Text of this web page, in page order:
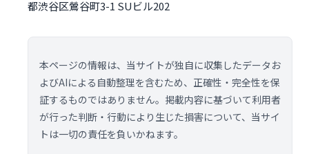
都渋谷区鶯谷町3-1 SUビル202
本ページの情報は、当サイトが独自に収集したデータお
よびAIによる自動整理を含むため、正確性・完全性を保
証するものではありません。掲載内容に基づいて利用者
が行った判断・行動により生じた損害について、当サイ
トは一切の責任を負いかねます。